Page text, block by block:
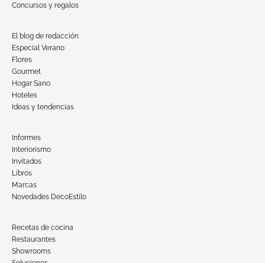
Concursos y regalos
El blog de redacción
Especial Verano
Flores
Gourmet
Hogar Sano
Hoteles
Ideas y tendencias
Informes
Interiorismo
Invitados
Libros
Marcas
Novedades DecoEstilo
Recetas de cocina
Restaurantes
Showrooms